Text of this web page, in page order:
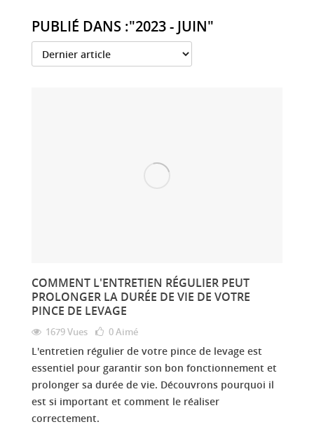
PUBLIÉ DANS :"2023 - JUIN"
COMMENT L'ENTRETIEN RÉGULIER PEUT
PROLONGER LA DURÉE DE VIE DE VOTRE
PINCE DE LEVAGE
1679 Vues 0Aimé
L'entretien régulier de votre pince de levage est
essentiel pour garantir son bon fonctionnement et
prolonger sa durée de vie. Découvrons pourquoi il
est si important et comment le réaliser
correctement.